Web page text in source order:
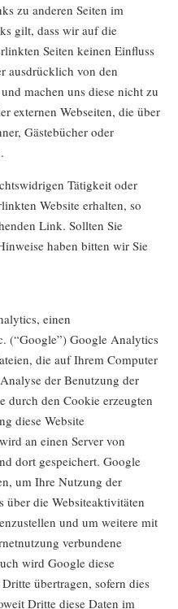
zu anderen Seiten im
gilt, dass wir auf die
Seiten keinen Einfluss
ausdrücklich von den
machen uns diese nicht zu
externen Webseiten, die über
Gästebücher oder
Tätigkeit oder
Website erhalten, so
Link. Sollten Sie
haben bitten wir Sie
einen
(“Google”) Google Analytics
die auf Ihrem Computer
der Benutzung der
durch den Cookie erzeugten
diese Website
an einen Server von
dort gespeichert. Google
um Ihre Nutzung der
über die Websiteaktivitäten
und um weitere mit
verbundene
wird Google diese
übertragen, sofern dies
Dritte diese Daten im